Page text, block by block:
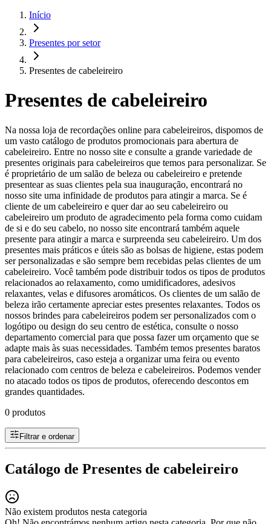
Início
Presentes por setor
Presentes de cabeleireiro
Presentes de cabeleireiro
Na nossa loja de recordações online para cabeleireiros, dispomos de
um vasto catálogo de produtos promocionais para abertura de
cabeleireiro. Entre no nosso site e consulte a grande variedade de
presentes originais para cabeleireiros que temos para personalizar. Se
é proprietário de um salão de beleza ou cabeleireiro e pretende
presentear as suas clientes pela sua inauguração, encontrará no
nosso site uma infinidade de produtos para atingir a marca. Se é
cliente de um cabeleireiro e quer dar ao seu cabeleireiro ou
cabeleireiro um produto de agradecimento pela forma como cuidam
de si e do seu cabelo, no nosso site encontrará também aquele
presente para atingir a marca e surpreenda seu cabeleireiro. Um dos
presentes mais práticos e úteis são as bolsas de higiene, estas podem
ser personalizadas e são sempre bem recebidas pelas clientes de um
cabeleireiro. Você também pode distribuir todos os tipos de produtos
relacionados ao relaxamento, como umidificadores, adesivos
relaxantes, velas e difusores aromáticos. Os clientes de um salão de
beleza irão certamente apreciar estes presentes relaxantes. Todos os
nossos brindes para cabeleireiros podem ser personalizados com o
logótipo ou design do seu centro de estética, consulte o nosso
departamento comercial para que possa fazer um orçamento que se
adapte mais às suas necessidades. Também temos presentes baratos
para cabeleireiros, caso esteja a organizar uma feira ou evento
relacionado com centros de beleza e cabeleireiros. Podemos vender
no atacado todos os tipos de produtos, oferecendo descontos em
grandes quantidades.
0 produtos
Filtrar e ordenar
Catálogo de Presentes de cabeleireiro
Não existem produtos nesta categoria